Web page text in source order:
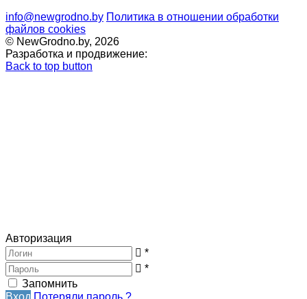
info@newgrodno.by Политика в отношении обработки
файлов cookies
© NewGrodno.by, 2026
Разработка и продвижение:
Back to top button
Авторизация
*
*
Запомнить
Вход Потеряли пароль ?